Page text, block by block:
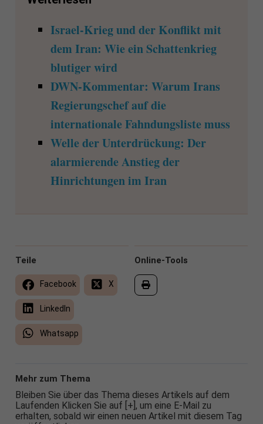
Israel-Krieg und der Konflikt mit
dem Iran: Wie ein Schattenkrieg
blutiger wird
DWN-Kommentar: Warum Irans
Regierungschef auf die
internationale Fahndungsliste muss
Welle der Unterdrückung: Der
alarmierende Anstieg der
Hinrichtungen im Iran
Online-Tools
Teile
Facebook X
LinkedIn
Whatsapp
Mehr zum Thema
Bleiben Sie über das Thema dieses Artikels auf dem
Laufenden Klicken Sie auf [+], um eine E-Mail zu
erhalten, sobald wir einen neuen Artikel mit diesem Tag